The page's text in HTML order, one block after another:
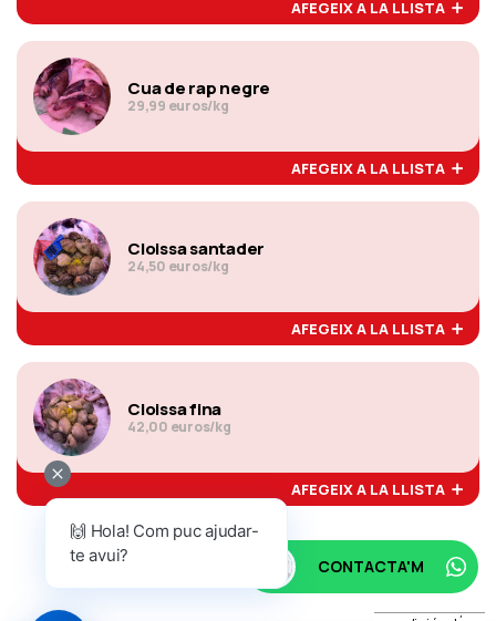
AFEGEIX A LA LLISTA
Cua de rap negre
29,99 euros/kg
AFEGEIX A LA LLISTA
Cloissa santader
24,50 euros/kg
AFEGEIX A LA LLISTA
Cloissa fina
42,00 euros/kg
AFEGEIX A LA LLISTA
CONTACTA'M
🙌 Hola! Com puc ajudar-
te avui?